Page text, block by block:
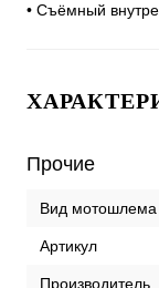
• Съёмный
Прочие
Вид мотошлема
Артикул
Производитель